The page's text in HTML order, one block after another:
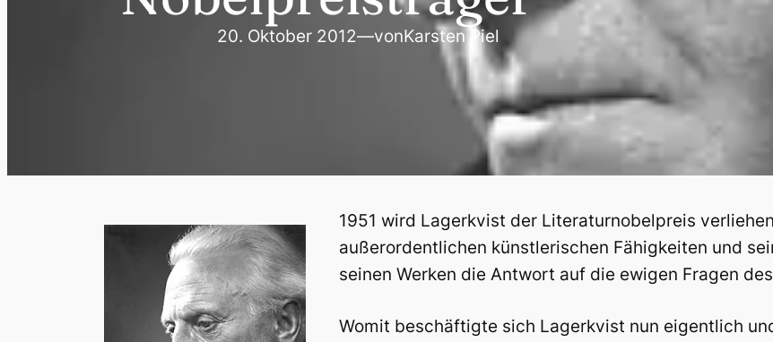
20. Oktober 2012—vonKarsten Piel
1951 wird Lagerkvist der Literaturnobelpreis
außerordentlichen künstlerischen Fähigkeiten und
seinen Werken die Antwort auf die ewigen Fragen
Womit beschäftigte sich Lagerkvist nun eigentlich